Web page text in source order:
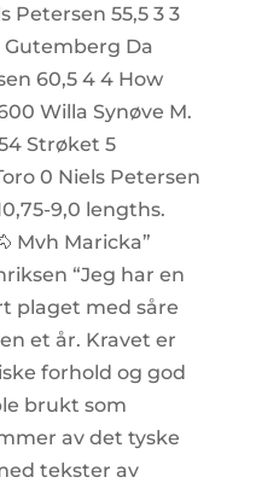
Petersen 55,5 3 3
Gutemberg Da
60,5 4 4 How
Willa Synøve M.
Strøket 5
0 Niels Petersen
9,0 lengths.
Mvh Maricka”
“Jeg har en
plaget med såre
et år. Kravet er
forhold og god
brukt som
av det tyske
tekster av